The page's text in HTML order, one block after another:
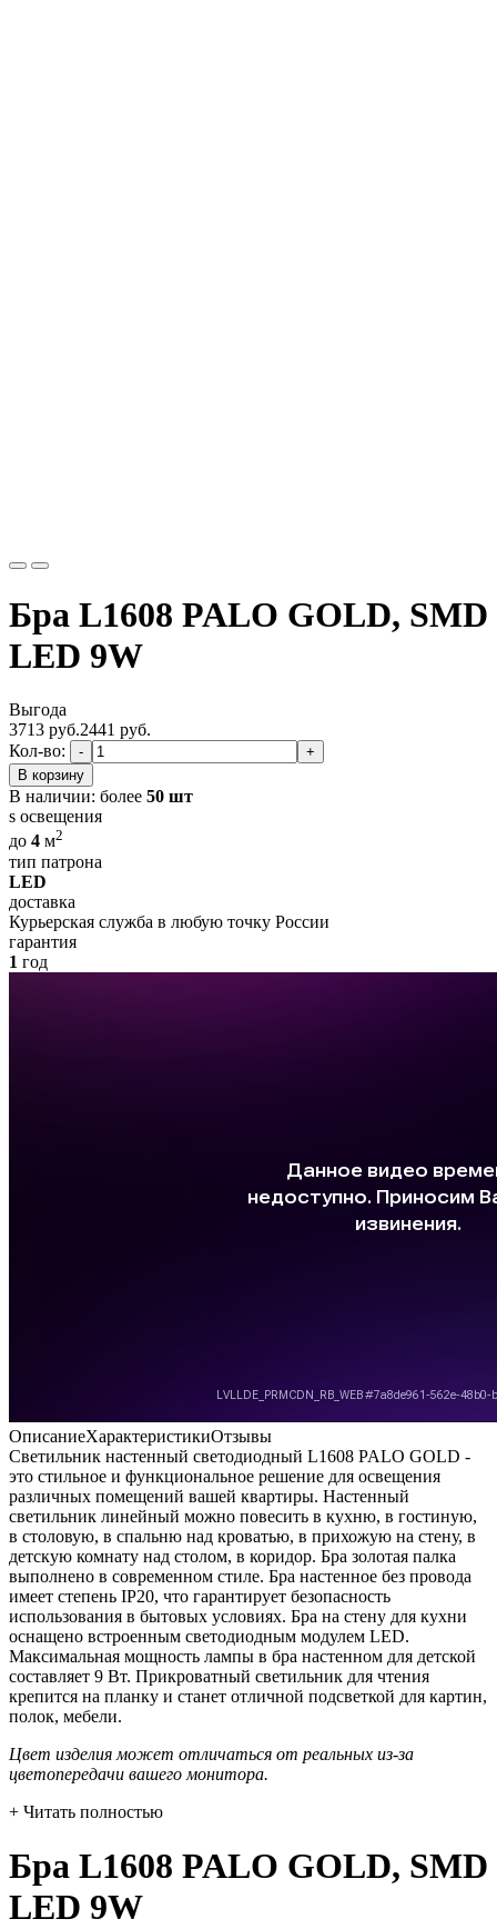
Бра L1608 PALO GOLD, SMD
LED 9W
Выгода
3713 руб.2441 руб.
Кол-во:
-
+
В корзину
В наличии: более 50 шт
s освещения
до 4 м2
тип патрона
LED
доставка
Курьерская служба в любую точку России
гарантия
1 год
ОписаниеХарактеристикиОтзывы
Светильник настенный светодиодный L1608 PALO GOLD -
это стильное и функциональное решение для освещения
различных помещений вашей квартиры. Настенный
светильник линейный можно повесить в кухню, в гостиную,
в столовую, в спальню над кроватью, в прихожую на стену, в
детскую комнату над столом, в коридор. Бра золотая палка
выполнено в современном стиле. Бра настенное без провода
имеет степень IP20, что гарантирует безопасность
использования в бытовых условиях. Бра на стену для кухни
оснащено встроенным светодиодным модулем LED.
Максимальная мощность лампы в бра настенном для детской
составляет 9 Вт. Прикроватный светильник для чтения
крепится на планку и станет отличной подсветкой для картин,
полок, мебели.
Цвет изделия может отличаться от реальных из-за
цветопередачи вашего монитора.
+ Читать полностью
Бра L1608 PALO GOLD, SMD
LED 9W